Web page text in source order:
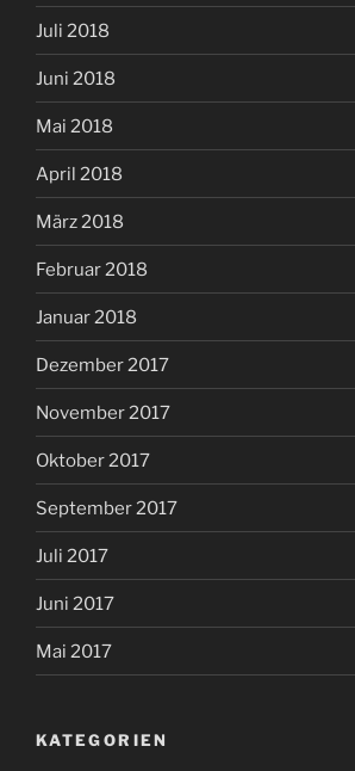
Juli 2018
Juni 2018
Mai 2018
April 2018
März 2018
Februar 2018
Januar 2018
Dezember 2017
November 2017
Oktober 2017
September 2017
Juli 2017
Juni 2017
Mai 2017
KATEGORIEN